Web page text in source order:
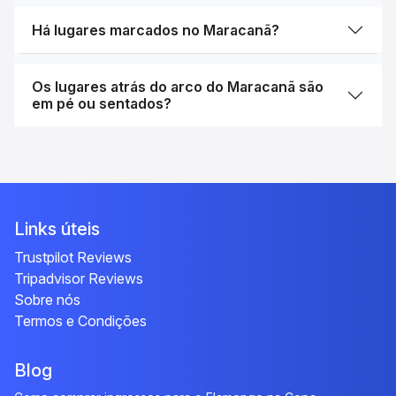
Há lugares marcados no Maracanã?
Os lugares atrás do arco do Maracanã são
em pé ou sentados?
Links úteis
Trustpilot Reviews
Tripadvisor Reviews
Sobre nós
Termos e Condições
Blog